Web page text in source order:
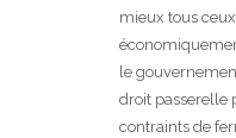
mieux tous
le
droit passerelle
contraints de